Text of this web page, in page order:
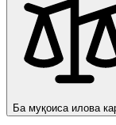
Ба муқоиса илова